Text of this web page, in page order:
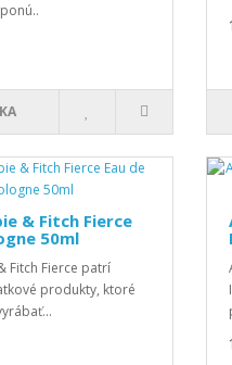
& Fitch Fierce
50ml
Fitch Fierce patrí
produkty, ktoré